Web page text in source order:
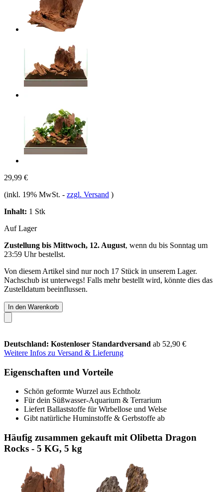
29,99 €
(inkl. 19% MwSt. - zzgl. Versand )
Inhalt: 1 Stk
Auf Lager
Zustellung bis Mittwoch, 12. August, wenn du bis Sonntag um
23:59 Uhrbestellst.
Von diesem Artikel sind nur noch 17 Stück in unserem Lager.
Nachschub ist unterwegs! Falls mehr bestellt wird, könnte dies das
Zustelldatum beeinflussen.
In den Warenkorb
Deutschland: Kostenloser Standardversand ab 52,90 €
Weitere Infos zu Versand & Lieferung
Eigenschaften und Vorteile
Schön geformte Wurzel aus Echtholz
Für dein Süßwasser-Aquarium & Terrarium
Liefert Ballaststoffe für Wirbellose und Welse
Gibt natürliche Huminstoffe & Gerbstoffe ab
Häufig zusammen gekauft mit Olibetta Dragon
Rocks - 5 KG, 5 kg